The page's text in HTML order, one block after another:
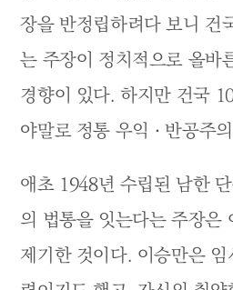
장을 반정립하려다 보니 건
는 주장이 정치적으로 올바
경향이 있다. 하지만 건국
야말로 정통 우익ㆍ반공주
애초 1948년 수립된 남한
의 법통을 잇는다는 주장은
제기한 것이다. 이승만은